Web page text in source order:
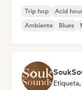
Trip hop Acid
Ambiente
Blues